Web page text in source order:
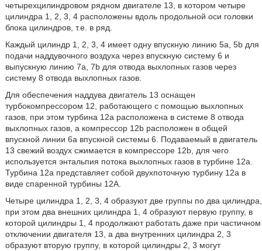
четырехцилиндровом рядном двигателе 13, в котором четыре
цилиндра 1, 2, 3, 4 расположены вдоль продольной оси головки
блока цилиндров, т.е. в ряд.
Каждый цилиндр 1, 2, 3, 4 имеет одну впускную линию 5а, 5b для
подачи наддувочного воздуха через впускную систему 6 и
выпускную линию 7а, 7b для отвода выхлопных газов через
систему 8 отвода выхлопных газов.
Для обеспечения наддува двигатель 13 оснащен
турбокомпрессором 12, работающего с помощью выхлопных
газов, при этом турбина 12а расположена в системе 8 отвода
выхлопных газов, а компрессор 12b расположен в общей
впускной линии 6а впускной системы 6. Подаваемый в двигатель
13 свежий воздух сжимается в компрессоре 12b, для чего
используется энтальпия потока выхлопных газов в турбине 12а.
Турбина 12а представляет собой двухпоточную турбину 12а в
виде спаренной турбины 12А.
Четыре цилиндра 1, 2, 3, 4 образуют две группы по два цилиндра,
при этом два внешних цилиндра 1, 4 образуют первую группу, в
которой цилиндры 1, 4 продолжают работать даже при частичном
отключении двигателя 13, а два внутренних цилиндра 2, 3
образуют вторую группу, в которой цилиндры 2, 3 могут